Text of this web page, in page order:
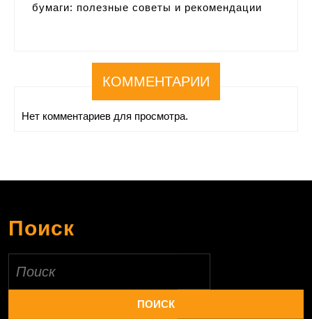
бумаги: полезные советы и рекомендации
КОММЕНТАРИИ
Нет комментариев для просмотра.
Поиск